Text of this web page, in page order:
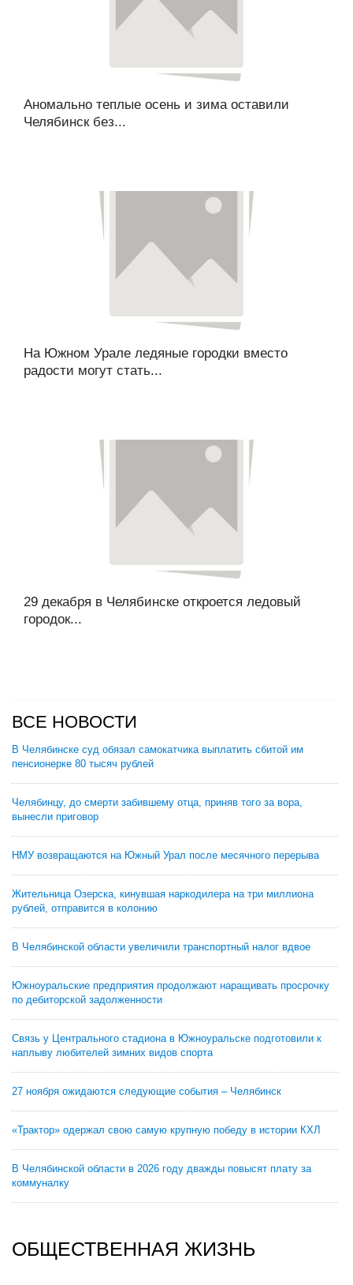
Аномально теплые осень и зима оставили
Челябинск без...
На Южном Урале ледяные городки вместо
радости могут стать...
29 декабря в Челябинске откроется ледовый
городок...
ВСЕ НОВОСТИ
В Челябинске суд обязал самокатчика выплатить сбитой им
пенсионерке 80 тысяч рублей
Челябинцу, до смерти забившему отца, приняв того за вора,
вынесли приговор
НМУ возвращаются на Южный Урал после месячного перерыва
Жительница Озерска, кинувшая наркодилера на три миллиона
рублей, отправится в колонию
В Челябинской области увеличили транспортный налог вдвое
Южноуральские предприятия продолжают наращивать просрочку
по дебиторской задолженности
Связь у Центрального стадиона в Южноуральске подготовили к
наплыву любителей зимних видов спорта
27 ноября ожидаются следующие события – Челябинск
«Трактор» одержал свою самую крупную победу в истории КХЛ
В Челябинской области в 2026 году дважды повысят плату за
коммуналку
ОБЩЕСТВЕННАЯ ЖИЗНЬ